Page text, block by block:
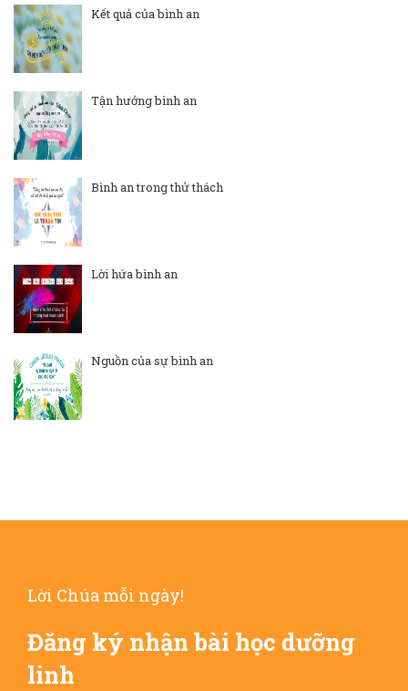
Kết quả của bình an
Tận hưởng bình an
Bình an trong thử thách
Lời hứa bình an
Nguồn của sự bình an
Lời Chúa mỗi ngày!
Đăng ký nhận bài học dưỡng
linh